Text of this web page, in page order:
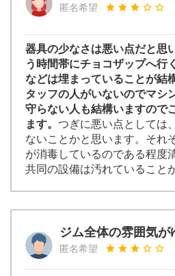
匿名希望
器具の少なさは悪い点だと思
う時間帯にチョコザップへ行
などは埋まっていることが結
タッフの人がいないのでマシ
守らない人も結構いますので
ます。 つぎに悪い点としては
ないことかと思います。それ
が消毒しているのである程度
共同の設備は汚れていること
ジム全体の雰囲気が
匿名希望